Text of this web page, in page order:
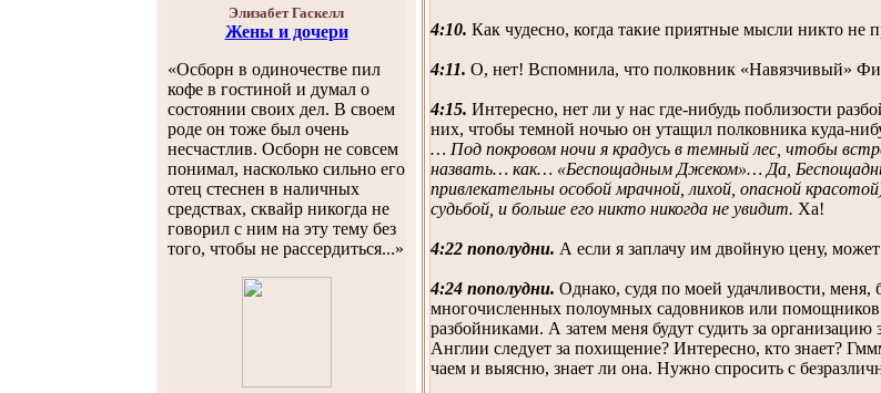
Элизабет Гаскелл
Жены и дочери
«Осборн в одиночестве пил
кофе в гостиной и думал о
состоянии своих дел. В своем
роде он тоже был очень
несчастлив. Осборн не совсем
понимал, насколько сильно его
отец стеснен в наличных
средствах, сквайр никогда не
говорил с ним на эту тему без
того, чтобы не рассердиться...»
4:10. Как чудесно, когда такие приятные мысли никто не
4:11. О, нет! Вспомнила, что полковник «Навязчивый»
4:15. Интересно, нет ли у нас где-нибудь поблизости
них, чтобы темной ночью он утащил полковника куда-
… Под покровом ночи я крадусь в темный лес, чтобы
назвать… как… «Беспощадным Джеком»… Да,
привлекательны особой мрачной, лихой, опасной
судьбой, и больше его никто никогда не увидит. Ха!
4:22 пополудни. А если я заплачу им двойную цену,
4:24 пополудни. Однако, судя по моей удачливости, меня,
многочисленных полоумных садовников или помощников
разбойниками. А затем меня будут судить за
Англии следует за похищение? Интересно, кто знает?
чаем и выясню, знает ли она. Нужно спросить с